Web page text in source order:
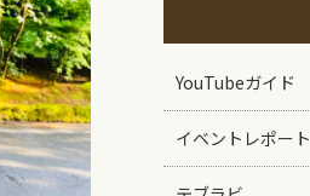
YouTubeガイド
イベントレポート